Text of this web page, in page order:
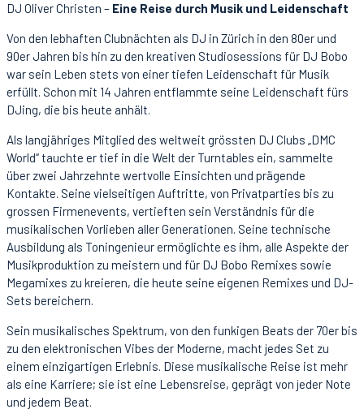
DJ Oliver Christen – Eine Reise durch Musik und Leidenschaft
Von den lebhaften Clubnächten als DJ in Zürich in den 80er und
90er Jahren bis hin zu den kreativen Studiosessions für DJ Bobo
war sein Leben stets von einer tiefen Leidenschaft für Musik
erfüllt. Schon mit 14 Jahren entflammte seine Leidenschaft fürs
DJing, die bis heute anhält.
Als langjähriges Mitglied des weltweit grössten DJ Clubs „DMC
World“ tauchte er tief in die Welt der Turntables ein, sammelte
über zwei Jahrzehnte wertvolle Einsichten und prägende
Kontakte. Seine vielseitigen Auftritte, von Privatparties bis zu
grossen Firmenevents, vertieften sein Verständnis für die
musikalischen Vorlieben aller Generationen. Seine technische
Ausbildung als Toningenieur ermöglichte es ihm, alle Aspekte der
Musikproduktion zu meistern und für DJ Bobo Remixes sowie
Megamixes zu kreieren, die heute seine eigenen Remixes und DJ-
Sets bereichern.
Sein musikalisches Spektrum, von den funkigen Beats der 70er bis
zu den elektronischen Vibes der Moderne, macht jedes Set zu
einem einzigartigen Erlebnis. Diese musikalische Reise ist mehr
als eine Karriere; sie ist eine Lebensreise, geprägt von jeder Note
und jedem Beat.